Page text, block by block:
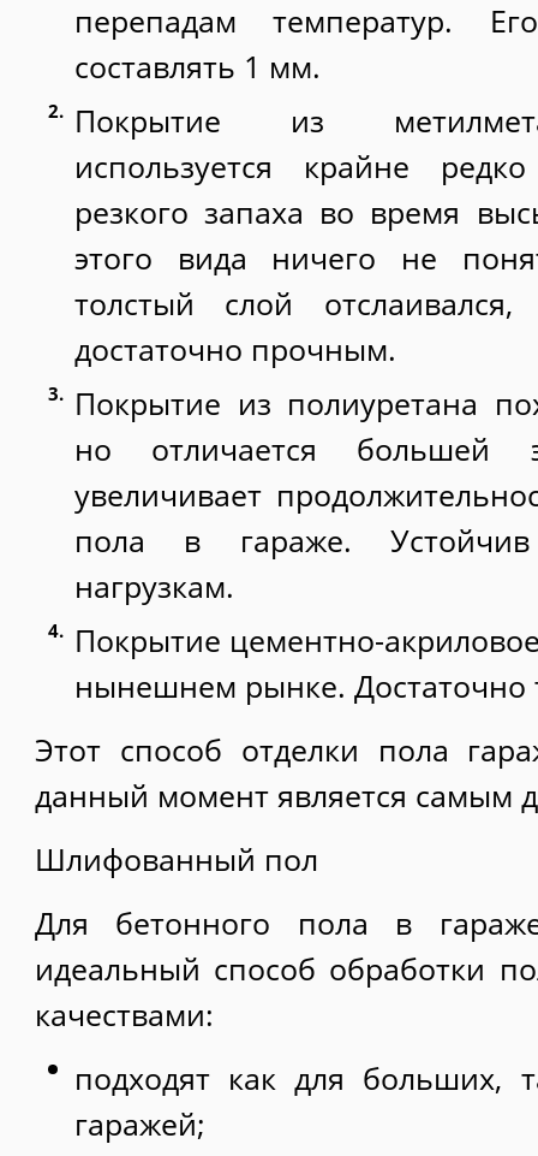
перепадам температур.
составлять 1 мм.
Покрытие из
используется крайне
резкого запаха во время
этого вида ничего не
толстый слой
достаточно прочным.
Покрытие из полиуретана
но отличается большей
увеличивает
пола в гараже.
нагрузкам.
Покрытие цементно-
нынешнем рынке.
Этот способ отделки пола
данный момент является самым
Шлифованный пол
Для бетонного пола в
идеальный способ обработки
качествами:
подходят как для больших,
гаражей;